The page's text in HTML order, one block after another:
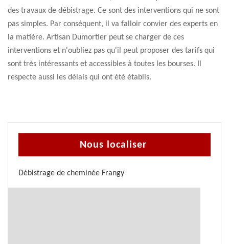
des travaux de débistrage. Ce sont des interventions qui ne sont
pas simples. Par conséquent, il va falloir convier des experts en
la matière. Artisan Dumortier peut se charger de ces
interventions et n'oubliez pas qu'il peut proposer des tarifs qui
sont très intéressants et accessibles à toutes les bourses. Il
respecte aussi les délais qui ont été établis.
Nous localiser
Débistrage de cheminée Frangy